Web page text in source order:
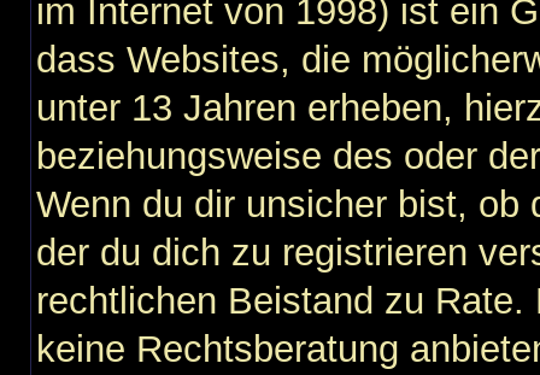
im Internet von 1998) ist ein
dass Websites, die
unter 13 Jahren erheben,
beziehungsweise des oder
Wenn du dir unsicher bist, ob
der du dich zu registrieren
rechtlichen Beistand zu
keine Rechtsberatung